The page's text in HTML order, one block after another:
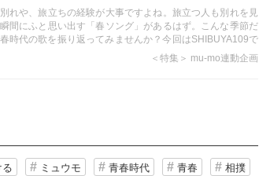
曲も…
れや、旅立ちの経験が大事ですよね。旅立つ人も別れを見
間にふと思い出す「春ソング」があるはず。こんな季節だ
時代の歌を振り返ってみませんか？今回はSHIBUYA109で
た！【 街の人に聞いてみた。：SHIBUYA109編 】
＜特集＞ mu-mo連動企画
る ミュウモ 青春時代 青春 相撲